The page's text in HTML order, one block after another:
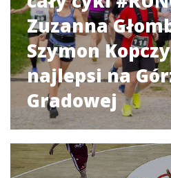
Zuzanna
Szymon
najlepsi na
Gradowej